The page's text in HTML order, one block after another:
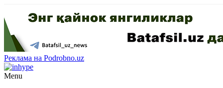
Реклама на Podrobno.uz
Menu